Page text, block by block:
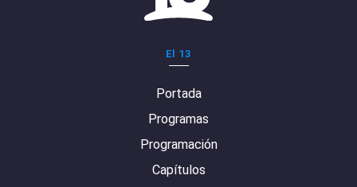
El 13
Portada
Programas
Programación
Capítulos